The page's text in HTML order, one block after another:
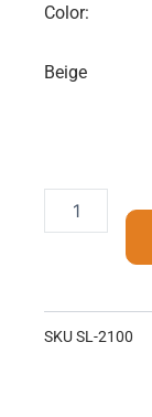
Color:
Beige
semirrígida
SKUSL-2100